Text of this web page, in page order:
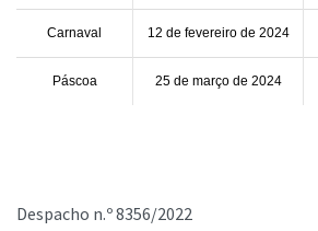
Carnaval 12 de fevereiro de 2024
Páscoa 25 de março de 2024
Despacho n.º 8356/2022